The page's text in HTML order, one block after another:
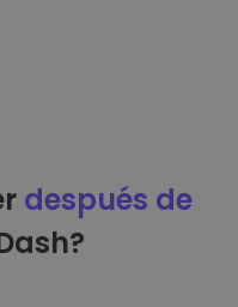
después de